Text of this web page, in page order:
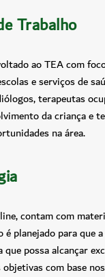
Trabalho
ao TEA com
e serviços de
terapeutas
da criança e
na área.
contam com
é planejado para
possa alcançar
com base